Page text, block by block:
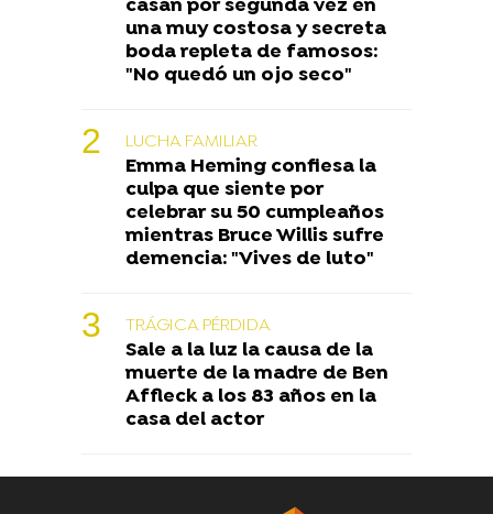
casan por segunda vez en
una muy costosa y secreta
boda repleta de famosos:
"No quedó un ojo seco"
LUCHA FAMILIAR
Emma Heming confiesa la
culpa que siente por
celebrar su 50 cumpleaños
mientras Bruce Willis sufre
demencia: "Vives de luto"
TRÁGICA PÉRDIDA
Sale a la luz la causa de la
muerte de la madre de Ben
Affleck a los 83 años en la
casa del actor